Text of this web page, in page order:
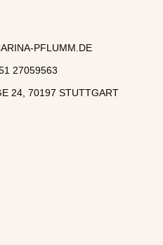
PFLUMM.DE
27059563
24, 70197 STUTTGART